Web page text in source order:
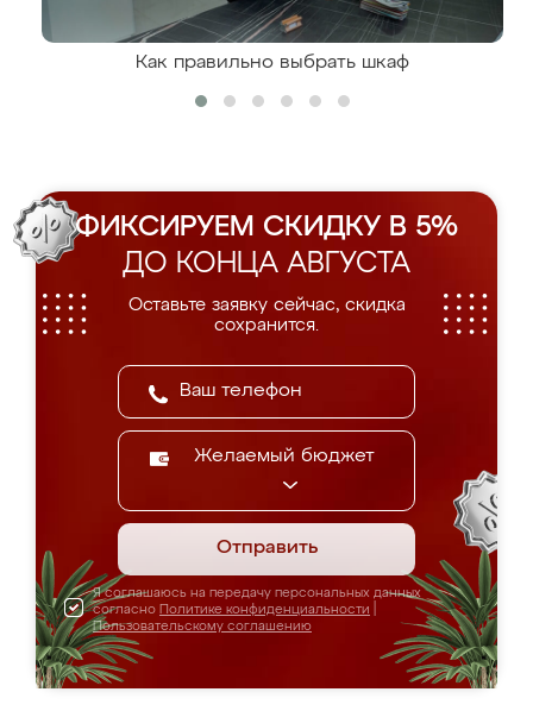
Как правильно выбрать шкаф
ФИКСИРУЕМ СКИДКУ В 5%
ДО КОНЦА АВГУСТА
Оставьте заявку сейчас, скидка
сохранится.
Желаемый бюджет
Отправить
Я соглашаюсь на передачу персональных данных
согласно Политике конфиденциальности
Пользовательскому соглашению